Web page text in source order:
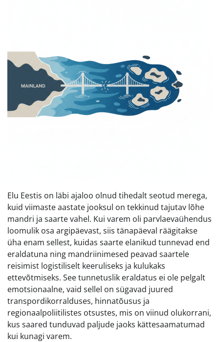
Elu Eestis on läbi ajaloo olnud tihedalt seotud merega,
kuid viimaste aastate jooksul on tekkinud tajutav lõhe
mandri ja saarte vahel. Kui varem oli parvlaevaühendus
loomulik osa argipäevast, siis tänapäeval räägitakse
üha enam sellest, kuidas saarte elanikud tunnevad end
eraldatuna ning mandriinimesed peavad saartele
reisimist logistiliselt keeruliseks ja kulukaks
ettevõtmiseks. See tunnetuslik eraldatus ei ole pelgalt
emotsionaalne, vaid sellel on sügavad juured
transpordikorralduses, hinnatõusus ja
regionaalpoliitilistes otsustes, mis on viinud olukorrani,
kus saared tunduvad paljude jaoks kättesaamatumad
kui kunagi varem.